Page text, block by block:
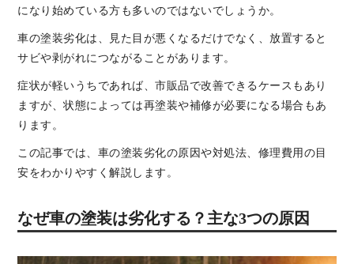
になり始めている方も多いのではないでしょうか。
車の塗装劣化は、見た目が悪くなるだけでなく、放置すると
サビや剥がれにつながることがあります。
症状が軽いうちであれば、市販品で改善できるケースもあり
ますが、状態によっては再塗装や補修が必要になる場合もあ
ります。
この記事では、車の塗装劣化の原因や対処法、修理費用の目
安をわかりやすく解説します。
なぜ車の塗装は劣化する？主な3つの原因